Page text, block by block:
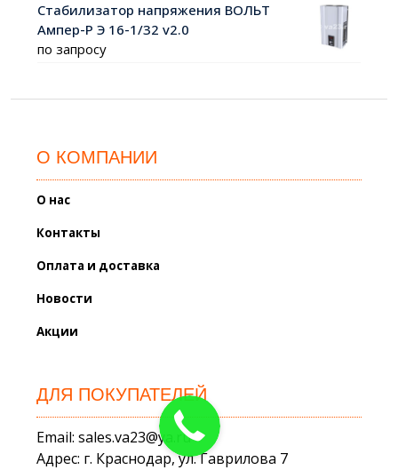
Стабилизатор напряжения ВОЛЬТ
Ампер-Р Э 16-1/32 v2.0
по запросу
О КОМПАНИИ
О нас
Контакты
Оплата и доставка
Новости
Акции
ДЛЯ ПОКУПАТЕЛЕЙ
Email: sales.va23@ya.ru
Адрес: г. Краснодар, ул. Гаврилова 7